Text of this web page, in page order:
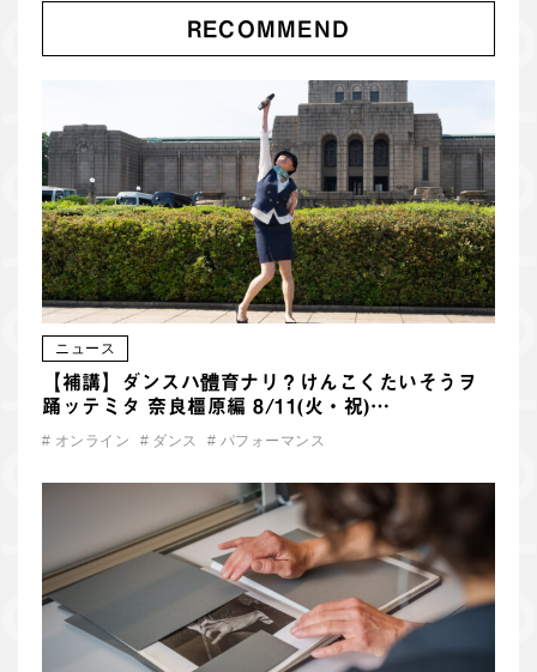
RECOMMEND
ニュース
【補講】ダンスハ體育ナリ？けんこくたいそうヲ
踊ッテミタ 奈良橿原編 8/11(火・祝)…
# オンライン # ダンス # パフォーマンス